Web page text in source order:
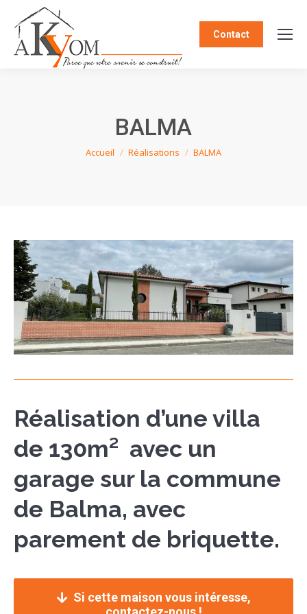
Contact
BALMA
Vous êtes ici :
Accueil Réalisations BALMA
Réalisation d’une villa
de 130m² avec un
garage sur la commune
de Balma, avec
parement de briquette.
Si cette maison vous intéresse,